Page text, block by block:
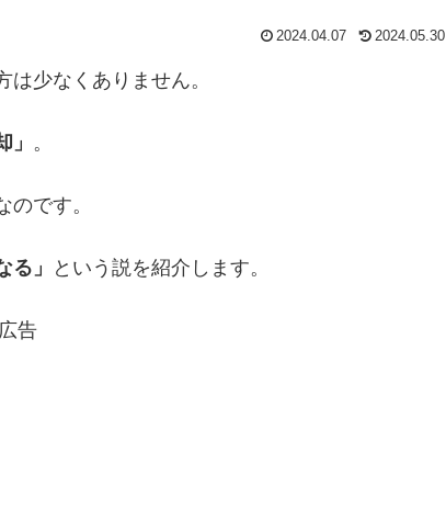
2024.04.07 2024.05.30
少なくありません。
」 。
です。
る」 という説を紹介します。
広告